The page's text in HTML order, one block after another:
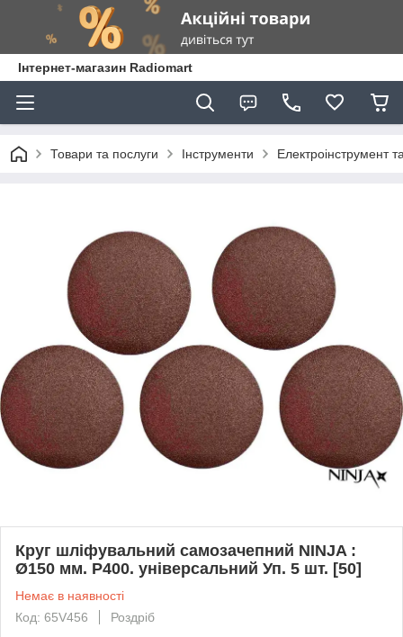
Інтернет-магазин Radiomart
Товари та послуги Інструменти Електроінструмент
Круг шліфувальний самозачепний NINJA :
Ø150 мм. Р400. універсальний Уп. 5 шт. [50]
Немає в наявності
Код: 65V456
Роздріб